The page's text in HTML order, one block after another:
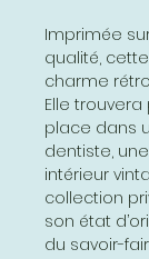
Imprimée
qualité,
charme
Elle
place dans
dentiste,
intérieur
collection
son état
du savoir-